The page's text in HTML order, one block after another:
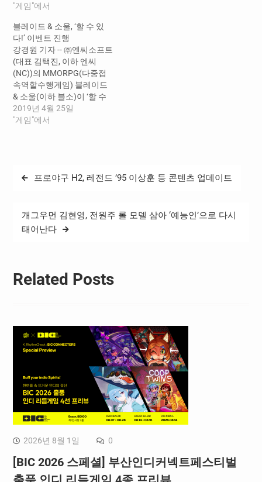
"게임"에서
블레이드 & 소울, ‘할 수 있
다!’ 이벤트 진행
강경원 기자 -- ㈜엔씨소프트
(대표 김택진, 이하 엔씨
(NC))의 MMORPG(다중접
속역할수행게임) 블레이드
& 소울(이하 블소)이 ‘할 수
있다!’ 이벤트를 오늘(24일)
부터 5월 22일까지 진행한
을 완료하면 얻는다. ▲‘성장
의 전설급 던전(소용돌이…
2019년 4월 25일
"게임"에서
글
프로야구 H2, 레전드 ’95 이상훈 등 콘텐츠 업데이트
개그우먼 김현영, 전원주 롤 모델 삼아 ‘예능인’으로 다시
태어난다
Related Posts
2026년 8월 1일 0
[BIC 2026 스페셜] 부산인디커넥트페스티벌